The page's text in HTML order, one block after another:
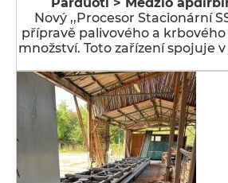
Nový ,,Procesor Stacionární
přípravě palivového a
množství. Toto zařízení spojuje